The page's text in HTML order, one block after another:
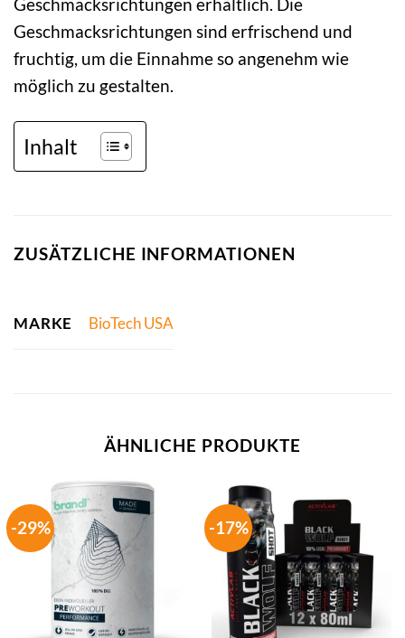
Geschmacksrichtungen sind erfrischend und
fruchtig, um die Einnahme so angenehm wie
möglich zu gestalten.
Inhalt
ZUSÄTZLICHE INFORMATIONEN
MARKE BioTech USA
ÄHNLICHE PRODUKTE
-29% -17%